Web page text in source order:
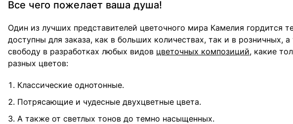
Все чего пожелает ваша душа!
Один из лучших представителей цветочного мира Камелия
доступны для заказа, как в больших количествах, так и в
свободу в разработках любых видов цветочных композиций, какие
разных цветов:
Классические однотонные.
Потрясающие и чудесные двухцветные цвета.
А также от светлых тонов до темно насыщенных.